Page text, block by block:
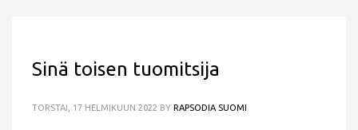
Sinä toisen tuomitsija
TORSTAI, 17 HELMIKUUN 2022 BY RAPSODIA SUOMI